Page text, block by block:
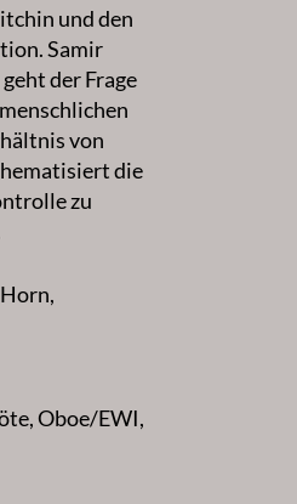
und den
Samir
der Frage
von
die
zu
Oboe/EWI,